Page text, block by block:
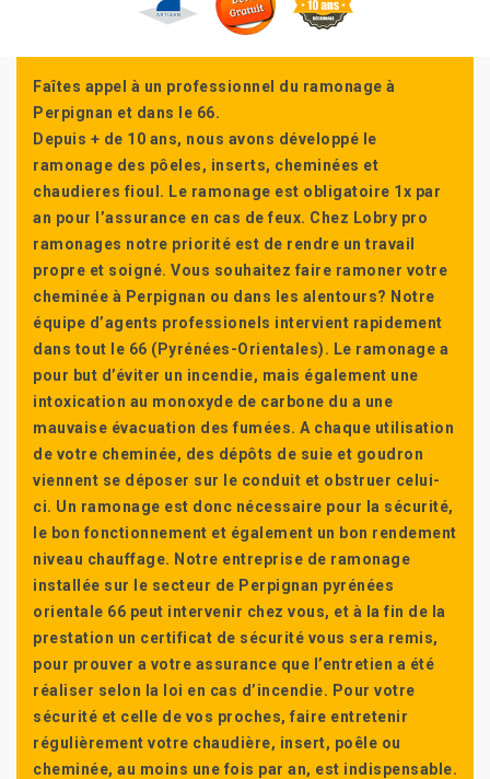
Faîtes appel à un professionnel du ramonage à
Perpignan et dans le 66.
Depuis + de 10 ans, nous avons développé le
ramonage des pôeles, inserts, cheminées et
chaudieres fioul. Le ramonage est obligatoire 1x par
an pour l’assurance en cas de feux. Chez Lobry pro
ramonages notre priorité est de rendre un travail
propre et soigné. Vous souhaitez faire ramoner votre
cheminée à Perpignan ou dans les alentours? Notre
équipe d’agents professionels intervient rapidement
dans tout le 66 (Pyrénées-Orientales). Le ramonage a
pour but d’éviter un incendie, mais également une
intoxication au monoxyde de carbone du a une
mauvaise évacuation des fumées. A chaque utilisation
de votre cheminée, des dépôts de suie et goudron
viennent se déposer sur le conduit et obstruer celui-
ci. Un ramonage est donc nécessaire pour la sécurité,
le bon fonctionnement et également un bon rendement
niveau chauffage. Notre entreprise de ramonage
installée sur le secteur de Perpignan pyrénées
orientale 66 peut intervenir chez vous, et à la fin de la
prestation un certificat de sécurité vous sera remis,
pour prouver a votre assurance que l’entretien a été
réaliser selon la loi en cas d’incendie. Pour votre
sécurité et celle de vos proches, faire entretenir
régulièrement votre chaudière, insert, poêle ou
cheminée, au moins une fois par an, est indispensable.